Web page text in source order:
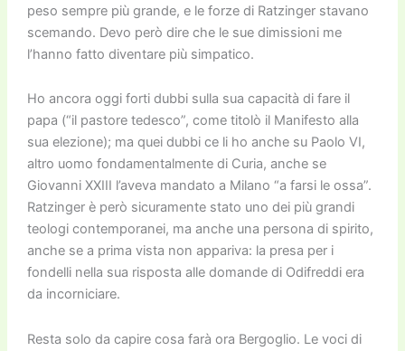
peso sempre più grande, e le forze di Ratzinger stavano
scemando. Devo però dire che le sue dimissioni me
l’hanno fatto diventare più simpatico.
Ho ancora oggi forti dubbi sulla sua capacità di fare il
papa (“il pastore tedesco”, come titolò il Manifesto alla
sua elezione); ma quei dubbi ce li ho anche su Paolo VI,
altro uomo fondamentalmente di Curia, anche se
Giovanni XXIII l’aveva mandato a Milano “a farsi le ossa”.
Ratzinger è però sicuramente stato uno dei più grandi
teologi contemporanei, ma anche una persona di spirito,
anche se a prima vista non appariva: la presa per i
fondelli nella sua risposta alle domande di Odifreddi era
da incorniciare.
Resta solo da capire cosa farà ora Bergoglio. Le voci di